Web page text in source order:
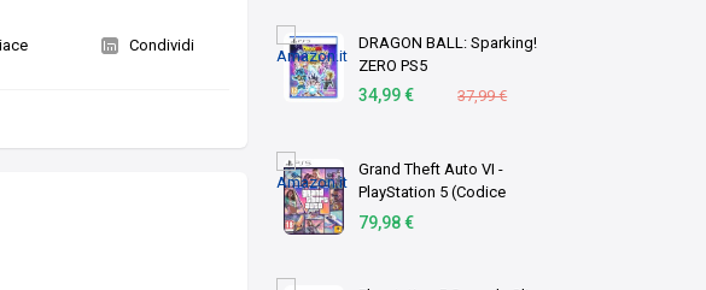
DRAGON BALL: Sparking!
ZERO PS5
34,99 € 37,99 €
Grand Theft Auto VI -
PlayStation 5 (Codice
download)
79,98 €
Condividi